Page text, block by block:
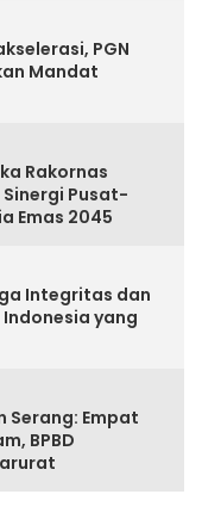
PGN
Mandat
Rakornas
Pusat-
Emas 2045
Integritas dan
yang
Serang: Empat
BPBD